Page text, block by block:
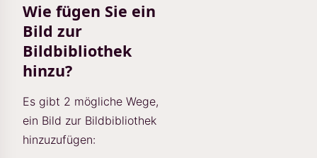
Wie fügen Sie ein
Bild zur
Bildbibliothek
hinzu?
Es gibt 2 mögliche Wege,
ein Bild zur Bildbibliothek
hinzuzufügen: